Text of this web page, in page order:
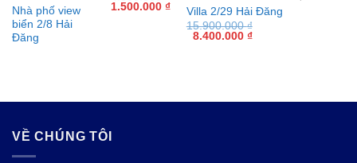
Nhà phố view
biển 2/8 Hải
Đăng
Giá
1.500.000 ₫Giá
hiệnVilla 2/29 Hải Đăng
15.900.000₫
Giá
8.400.000 ₫Giá
VỀ CHÚNG TÔI